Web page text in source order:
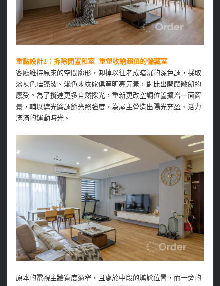
重點設計2：拆除閒置和室 重塑收納超值的儲藏室
客廳維持原來的空間廓形，卸掉以往老成暗沉的深色調，採取
淡灰色珪藻漆、淺色木紋傢俱等明亮元素，對比出開闊敞朗的
感受。為了攬進更多自然採光，重新更改空調位置擴增一面窗
景，輔以遮光簾調節光照強度，為屋主營造出陽光充盈、活力
滿滿的運動時光。
原本的電視主牆寬度過窄，且處於中段的尷尬位置，而一旁的